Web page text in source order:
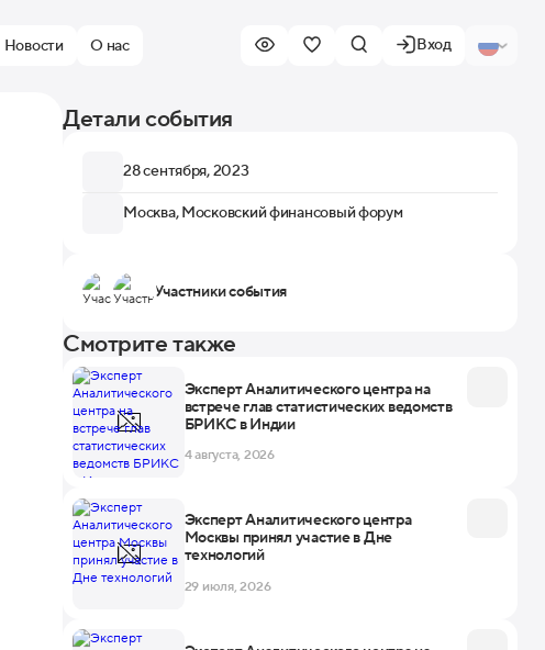
Новости О нас Вход
Детали события
28 сентября, 2023
Москва, Московский финансовый форум
Участники события
Смотрите также
Эксперт Аналитического центра на
встрече глав статистических ведомств
БРИКС в Индии
4 августа, 2026
Эксперт Аналитического центра
Москвы принял участие в Дне
технологий
29 июля, 2026